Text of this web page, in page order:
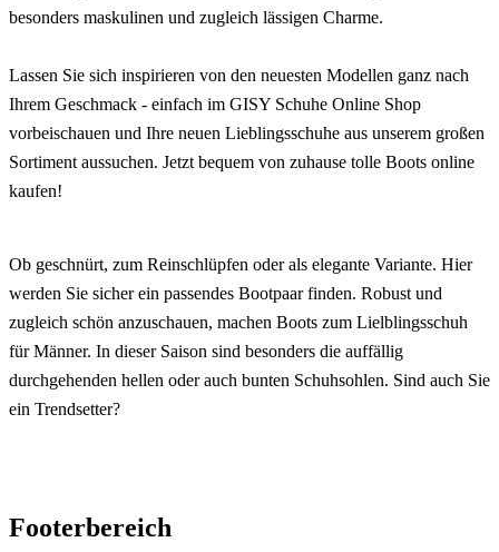
besonders maskulinen und zugleich lässigen Charme.
Lassen Sie sich inspirieren von den neuesten Modellen ganz nach
Ihrem Geschmack - einfach im GISY Schuhe Online Shop
vorbeischauen und Ihre neuen Lieblingsschuhe aus unserem großen
Sortiment aussuchen. Jetzt bequem von zuhause tolle Boots online
kaufen!
Ob geschnürt, zum Reinschlüpfen oder als elegante Variante. Hier
werden Sie sicher ein passendes Bootpaar finden. Robust und
zugleich schön anzuschauen, machen Boots zum Lielblingsschuh
für Männer. In dieser Saison sind besonders die auffällig
durchgehenden hellen oder auch bunten Schuhsohlen. Sind auch Sie
ein Trendsetter?
Footerbereich